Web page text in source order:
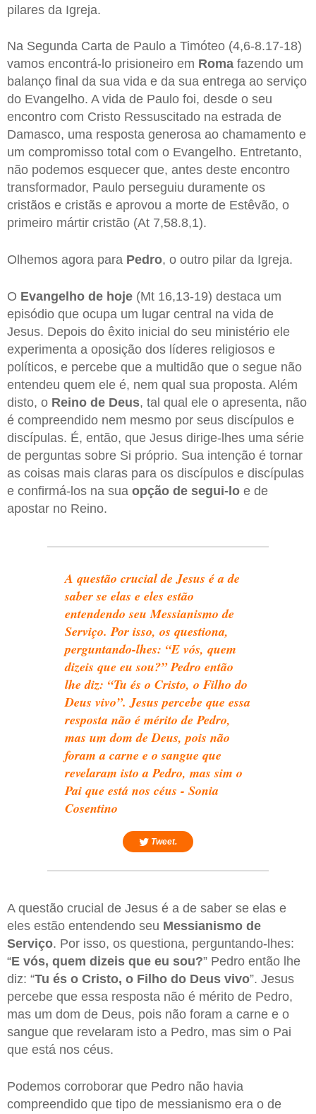
pilares da Igreja.
Na Segunda Carta de Paulo a Timóteo (4,6-8.17-18)
vamos encontrá-lo prisioneiro em Roma fazendo um
balanço final da sua vida e da sua entrega ao serviço
do Evangelho. A vida de Paulo foi, desde o seu
encontro com Cristo Ressuscitado na estrada de
Damasco, uma resposta generosa ao chamamento e
um compromisso total com o Evangelho. Entretanto,
não podemos esquecer que, antes deste encontro
transformador, Paulo perseguiu duramente os
cristãos e cristãs e aprovou a morte de Estêvão, o
primeiro mártir cristão (At 7,58.8,1).
Olhemos agora para Pedro, o outro pilar da Igreja.
O Evangelho de hoje (Mt 16,13-19) destaca um
episódio que ocupa um lugar central na vida de
Jesus. Depois do êxito inicial do seu ministério ele
experimenta a oposição dos líderes religiosos e
políticos, e percebe que a multidão que o segue não
entendeu quem ele é, nem qual sua proposta. Além
disto, o Reino de Deus, tal qual ele o apresenta, não
é compreendido nem mesmo por seus discípulos e
discípulas. É, então, que Jesus dirige-lhes uma série
de perguntas sobre Si próprio. Sua intenção é tornar
as coisas mais claras para os discípulos e discípulas
e confirmá-los na sua opção de segui-lo e de
apostar no Reino.
A questão crucial de Jesus é a de
saber se elas e eles estão
entendendo seu Messianismo de
Serviço. Por isso, os questiona,
perguntando-lhes: “E vós, quem
dizeis que eu sou?” Pedro então
lhe diz: “Tu és o Cristo, o Filho do
Deus vivo”. Jesus percebe que essa
resposta não é mérito de Pedro,
mas um dom de Deus, pois não
foram a carne e o sangue que
revelaram isto a Pedro, mas sim o
Pai que está nos céus - Sonia
Cosentino
Tweet.
A questão crucial de Jesus é a de saber se elas e
eles estão entendendo seu Messianismo de
Serviço. Por isso, os questiona, perguntando-lhes:
“E vós, quem dizeis que eu sou?” Pedro então lhe
diz: “Tu és o Cristo, o Filho do Deus vivo”. Jesus
percebe que essa resposta não é mérito de Pedro,
mas um dom de Deus, pois não foram a carne e o
sangue que revelaram isto a Pedro, mas sim o Pai
que está nos céus.
Podemos corroborar que Pedro não havia
compreendido que tipo de messianismo era o de